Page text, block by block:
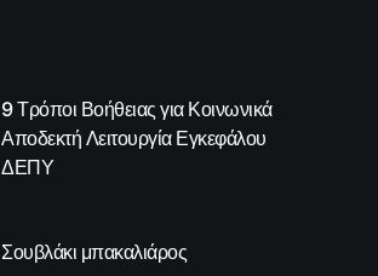
9 Τρόποι Βοήθειας για Κοινωνικά
Αποδεκτή Λειτουργία Εγκεφάλου
ΔΕΠΥ
Σουβλάκι μπακαλιάρος